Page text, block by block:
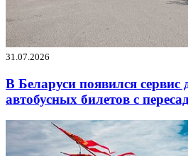
31.07.2026
В Беларуси появился сервис
автобусных билетов с